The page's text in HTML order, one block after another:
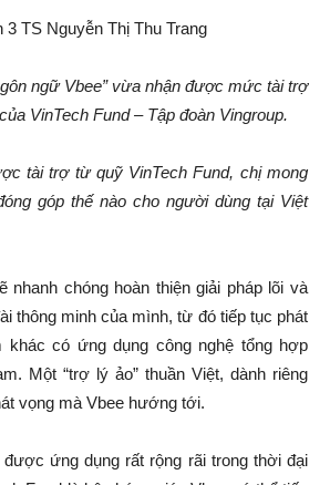
ngữ Vbee” vừa nhận được mức tài trợ
VinTech Fund – Tập đoàn Vingroup.
tài trợ từ quỹ VinTech Fund, chị mong
góp thế nào cho người dùng tại Việt
nhanh chóng hoàn thiện giải pháp lõi và
thông minh của mình, từ đó tiếp tục phát
khác có ứng dụng công nghệ tổng hợp
Một “trợ lý ảo” thuần Việt, dành riêng
vọng mà Vbee hướng tới.
được ứng dụng rất rộng rãi trong thời đại